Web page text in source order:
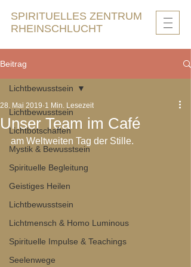
SPIRITUELLES ZENTRUM
RHEINSCHLUCHT
Beitrag
Lichtbewusstsein
Lichtbotschaften
Mystik & Bewusstsein
Spirituelle Begleitung
Geistiges Heilen
Lichtbewusstsein
Lichtmensch & Homo Luminous
Spirituelle Impulse & Teachings
Seelenwege
Lichtbewusstsein
Unser Team im Café
28. Mai 2019 1 Min. Lesezeit
am Weltweiten Tag der Stille.